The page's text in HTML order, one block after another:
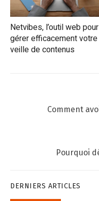
Netvibes, l’outil web pour
gérer efficacement votre
veille de contenus
Previous
Comment
Next
Pourquoi
DERNIERS ARTICLES